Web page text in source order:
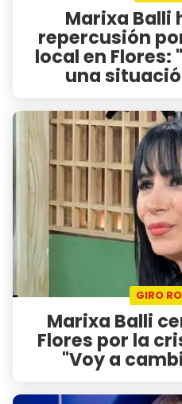
Marixa Balli
repercusión
local en
una
GIRO
Marixa Balli
Flores por la
"Voy a